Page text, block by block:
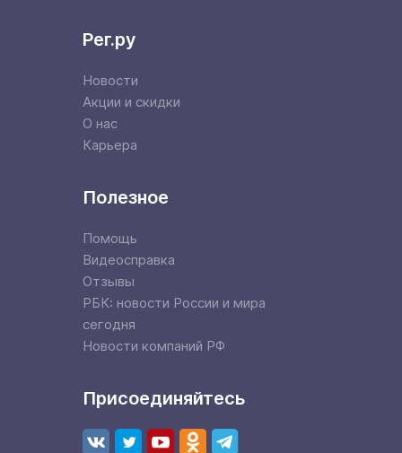
Рег.ру
Новости
Акции и скидки
О нас
Карьера
Полезное
Помощь
Видеосправка
Отзывы
РБК: новости России и мира
сегодня
Новости компаний РФ
Присоединяйтесь